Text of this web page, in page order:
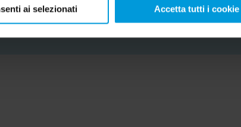
ai selezionati Accetta tutti i cookie